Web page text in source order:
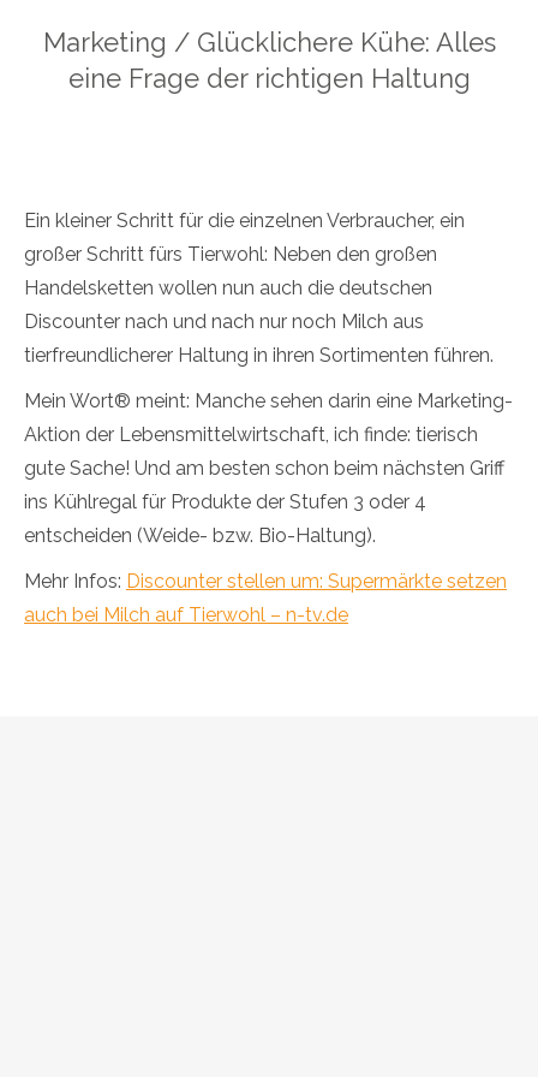
Marketing / Glücklichere Kühe: Alles
eine Frage der richtigen Haltung
Ein kleiner Schritt für die einzelnen Verbraucher, ein
großer Schritt fürs Tierwohl: Neben den großen
Handelsketten wollen nun auch die deutschen
Discounter nach und nach nur noch Milch aus
tierfreundlicherer Haltung in ihren Sortimenten führen.
Mein Wort® meint: Manche sehen darin eine Marketing-
Aktion der Lebensmittelwirtschaft, ich finde: tierisch
gute Sache! Und am besten schon beim nächsten Griff
ins Kühlregal für Produkte der Stufen 3 oder 4
entscheiden (Weide- bzw. Bio-Haltung).
Mehr Infos: Discounter stellen um: Supermärkte setzen
auch bei Milch auf Tierwohl – n-tv.de